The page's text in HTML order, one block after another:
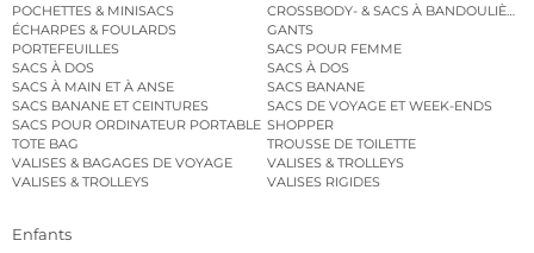
POCHETTES & MINISACS
CROSSBODY- & SACS À BANDOULIÈRE
ÉCHARPES & FOULARDS
GANTS
PORTEFEUILLES
SACS POUR FEMME
SACS À DOS
SACS À DOS
SACS À MAIN ET À ANSE
SACS BANANE
SACS BANANE ET CEINTURES
SACS DE VOYAGE ET WEEK-ENDS
SACS POUR ORDINATEUR PORTABLE SHOPPER
TOTE BAG
TROUSSE DE TOILETTE
VALISES & BAGAGES DE VOYAGE
VALISES & TROLLEYS
VALISES & TROLLEYS
VALISES RIGIDES
Enfants